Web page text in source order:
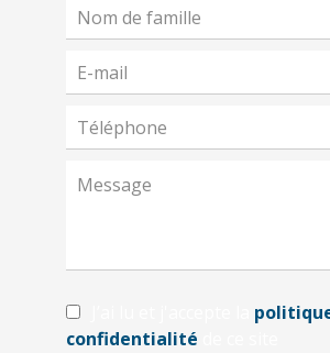
confidentialité